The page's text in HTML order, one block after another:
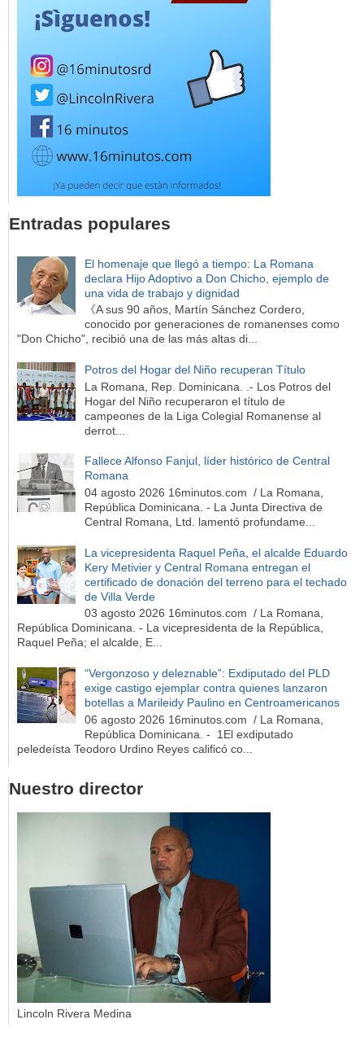
Entradas populares
El homenaje que llegó a tiempo: La Romana
declara Hijo Adoptivo a Don Chicho, ejemplo de
una vida de trabajo y dignidad
《A sus 90 años, Martín Sánchez Cordero,
conocido por generaciones de romanenses como
"Don Chicho", recibió una de las más altas di...
Potros del Hogar del Niño recuperan Título
La Romana, Rep. Dominicana. .- Los Potros del
Hogar del Niño recuperaron el título de
campeones de la Liga Colegial Romanense al
derrot...
Fallece Alfonso Fanjul, líder histórico de Central
Romana
04 agosto 2026 16minutos.com / La Romana,
República Dominicana. - La Junta Directiva de
Central Romana, Ltd. lamentó profundame...
La vicepresidenta Raquel Peña, el alcalde Eduardo
Kery Metivier y Central Romana entregan el
certificado de donación del terreno para el techado
de Villa Verde
03 agosto 2026 16minutos.com / La Romana,
República Dominicana. - La vicepresidenta de la República,
Raquel Peña; el alcalde, E...
“Vergonzoso y deleznable”: Exdiputado del PLD
exige castigo ejemplar contra quienes lanzaron
botellas a Marileidy Paulino en Centroamericanos
06 agosto 2026 16minutos.com / La Romana,
República Dominicana. - 1El exdiputado
peledeísta Teodoro Urdino Reyes calificó co...
Nuestro director
Lincoln Rivera Medina